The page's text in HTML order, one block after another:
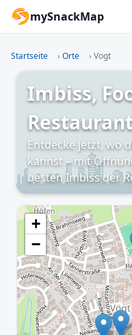
mySnackMap
Startseite › Orte › Vogt
Imbiss,
Entdecke jetzt, wo
kannst – mit
besten Imbiss der
+
−